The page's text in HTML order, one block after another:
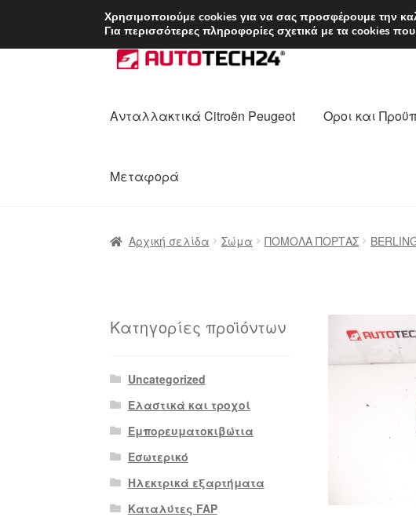
ΑΠΟΣΤΟΛΗ από 7 EUR
Απευθείας
μετάβαση
πλοήγηση
Μετάβαση
σε
Ανταλλακτικά Citroën Peugeot Οροι και
Μεταφορά
Αρχική σελίδα Σώμα ΠΟΜΟΛΑ ΠΟΡΤΑΣ
Κατηγορίες προϊόντων
Uncategorized
Ελαστικά και τροχοί
Εμπορευματοκιβώτια
Εσωτερικό
Ηλεκτρικά εξαρτήματα
Καταλύτες FAP
Χρησιμοποιούμε cookies για να σας προσφέρουμε την
Για περισσότερες πληροφορίες σχετικά με τα cookies